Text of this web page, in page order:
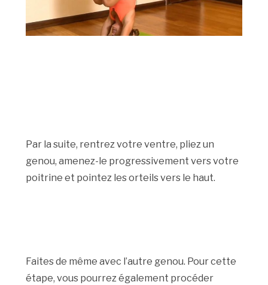
Par la suite, rentrez votre ventre, pliez un
genou, amenez-le progressivement vers votre
poitrine et pointez les orteils vers le haut.
Faites de même avec l’autre genou. Pour cette
étape, vous pourrez également procéder